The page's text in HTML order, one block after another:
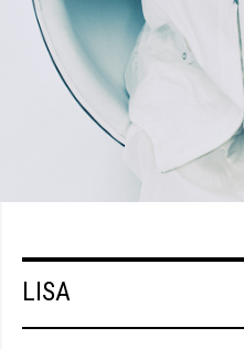
LISA